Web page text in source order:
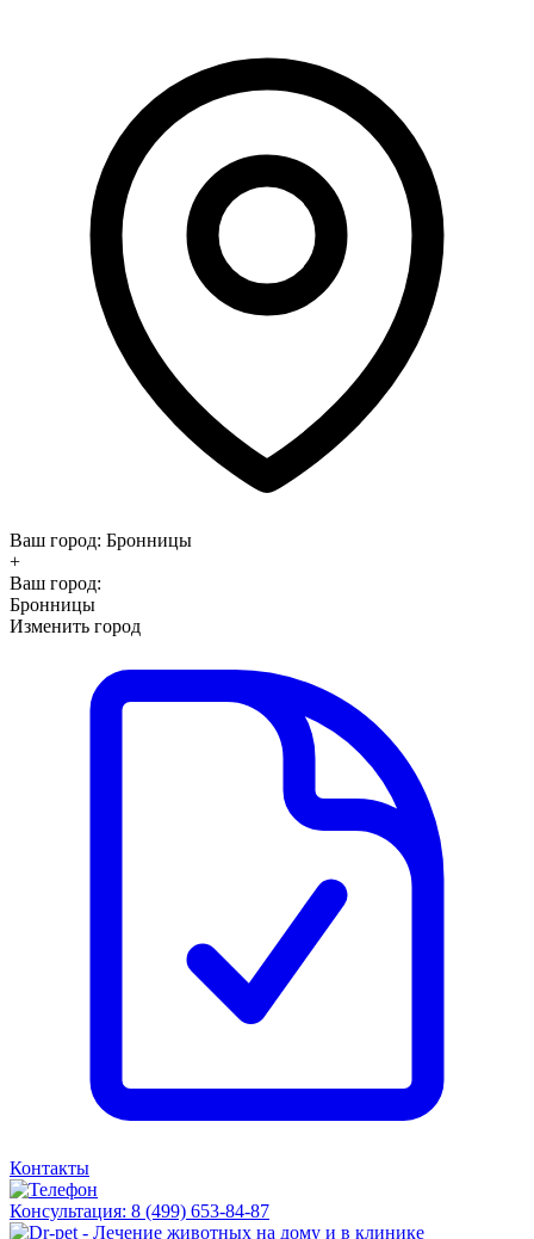
Ваш город: Бронницы
+
Ваш город:
Бронницы
Изменить город
Контакты
Консультация: 8 (499) 653-84-87